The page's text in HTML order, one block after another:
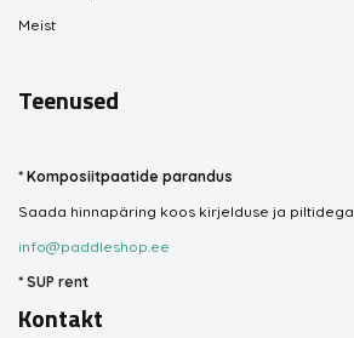
Meist
Teenused
* Komposiitpaatide parandus
Saada hinnapäring koos kirjelduse ja piltidega
info@paddleshop.ee
* SUP rent
Kontakt